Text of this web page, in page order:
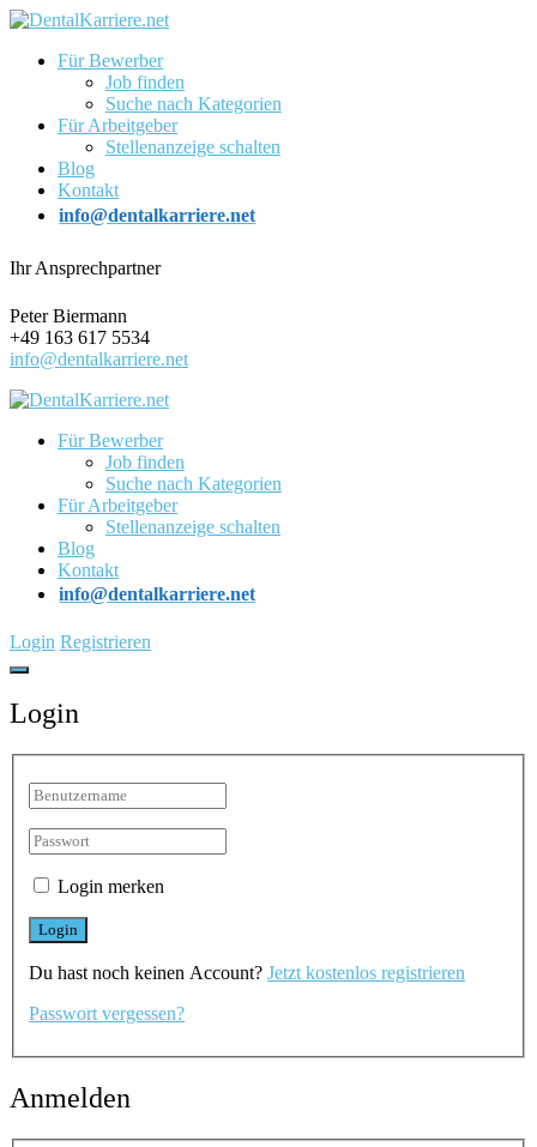
Für Bewerber
Job finden
Suche nach Kategorien
Für Arbeitgeber
Stellenanzeige schalten
Blog
Kontakt
info@dentalkarriere.net
Ihr Ansprechpartner
Peter Biermann
+49 163 617 5534
info@dentalkarriere.net
Für Bewerber
Job finden
Suche nach Kategorien
Für Arbeitgeber
Stellenanzeige schalten
Blog
Kontakt
info@dentalkarriere.net
Login Registrieren
Login
Login merken
Du hast noch keinen Account? Jetzt kostenlos registrieren
Passwort vergessen?
Anmelden